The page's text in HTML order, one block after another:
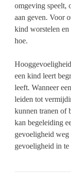
omgeving speelt,
aan geven. Voor
kind worstelen en
hoe.
een kind leert
leeft. Wanneer
leiden tot
kunnen tranen of
kan begeleiding
gevoeligheid weg
gevoeligheid in te